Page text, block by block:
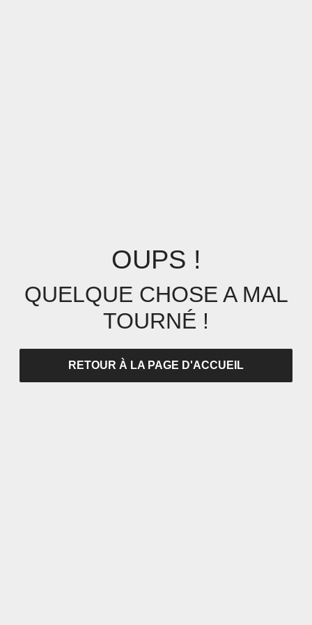
OUPS !
QUELQUE CHOSE A MAL
TOURNÉ !
RETOUR À LA PAGE D'ACCUEIL